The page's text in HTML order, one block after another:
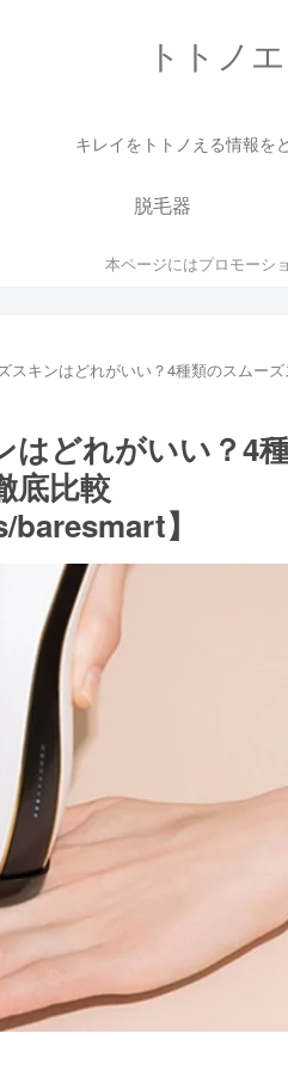
トトノ
キレイをトトノえる情報を
脱毛器
本ページにはプロモーシ
スキンはどれがいい？4種類のスムー
はどれがいい？4
底比較
】